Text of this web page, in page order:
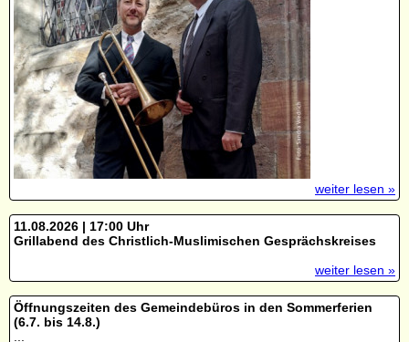
weiter lesen »
11.08.2026 | 17:00 Uhr
Grillabend des Christlich-Muslimischen Gesprächskreises
weiter lesen »
Öffnungszeiten des Gemeindebüros in den Sommerferien
(6.7. bis 14.8.)